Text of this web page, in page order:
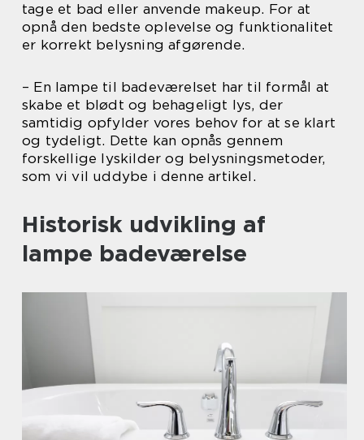
tage et bad eller anvende makeup. For at
opnå den bedste oplevelse og funktionalitet
er korrekt belysning afgørende.
– En lampe til badeværelset har til formål at
skabe et blødt og behageligt lys, der
samtidig opfylder vores behov for at se klart
og tydeligt. Dette kan opnås gennem
forskellige lyskilder og belysningsmetoder,
som vi vil uddybe i denne artikel.
Historisk udvikling af
lampe badeværelse